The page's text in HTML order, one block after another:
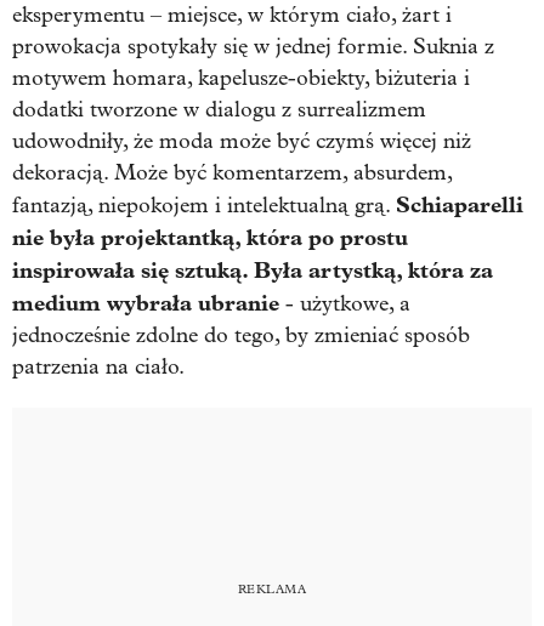
eksperymentu – miejsce, w którym ciało, żart i
prowokacja spotykały się w jednej formie. Suknia z
motywem homara, kapelusze-obiekty, biżuteria i
dodatki tworzone w dialogu z surrealizmem
udowodniły, że moda może być czymś więcej niż
dekoracją. Może być komentarzem, absurdem,
fantazją, niepokojem i intelektualną grą. Schiaparelli
nie była projektantką, która po prostu
inspirowała się sztuką. Była artystką, która za
medium wybrała ubranie - użytkowe, a
jednocześnie zdolne do tego, by zmieniać sposób
patrzenia na ciało.